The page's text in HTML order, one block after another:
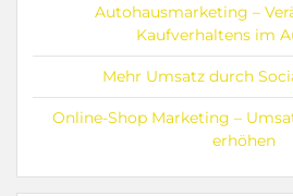
Autohausmarketing –
Kaufverhaltens im
Mehr Umsatz durch
Online-Shop Marketing –
erhöhen